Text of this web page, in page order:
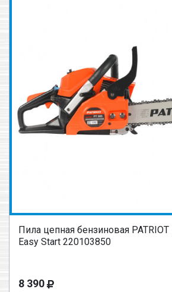
Пила цепная бензиновая
Easy Start 220103850
8 390